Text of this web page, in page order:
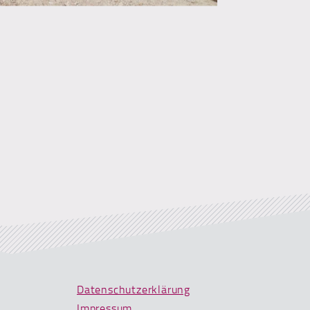
Datenschutzerklärung